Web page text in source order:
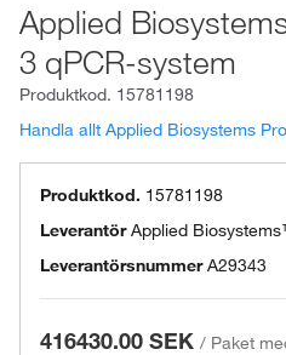
Applied
3 qPCR-system
Produktkod. 15781198
Handla allt Applied Biosystems
Produktkod. 15781198
LeverantörApplied
Leverantörsnummer A29343
416430.00 SEK / Paket